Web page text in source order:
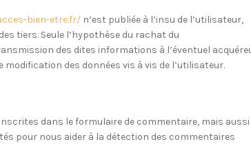
bien-etre.fr/ n’est publiée à l’insu de l’utilisateur,
tiers. Seule l’hypothèse du rachat du
des dites informations à l’éventuel
des données vis à vis de l’utilisateur.
dans le formulaire de commentaire, mais aussi
pour nous aider à la détection des commentaires